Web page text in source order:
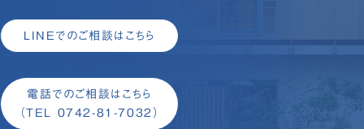
LINEでのご相談はこちら
電話でのご相談はこちら
（TEL 0742-81-7032）